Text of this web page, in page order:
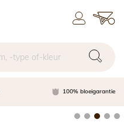
100% bloeigarantie